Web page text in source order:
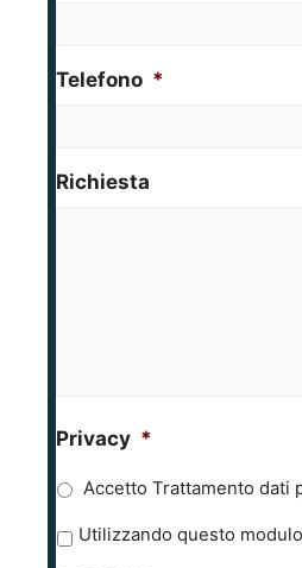
Telefono *
Richiesta
Privacy *
Accetto Trattamento dati
P Utilizzando questo